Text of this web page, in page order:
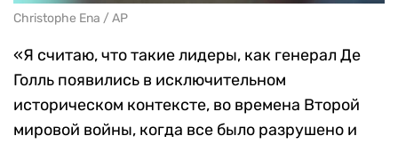
Christophe Ena / AP
«Я считаю, что такие лидеры, как генерал Де
Голль появились в исключительном
историческом контексте, во времена Второй
мировой войны, когда все было разрушено и